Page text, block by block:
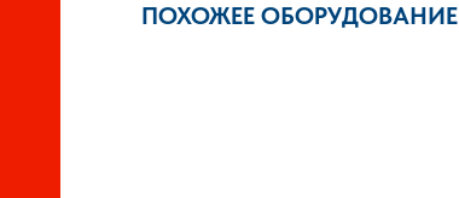
ПОХОЖЕЕ ОБОРУДОВАНИЕ